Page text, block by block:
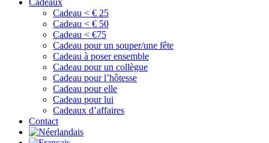
Cadeaux
Cadeau < € 25
Cadeau < € 50
Cadeau < €75
Cadeau pour un souper/une fête
Cadeau à poser ensemble
Cadeau pour un collègue
Cadeau pour l’hôtesse
Cadeau pour elle
Cadeau pour lui
Cadeaux d’affaires
Contact